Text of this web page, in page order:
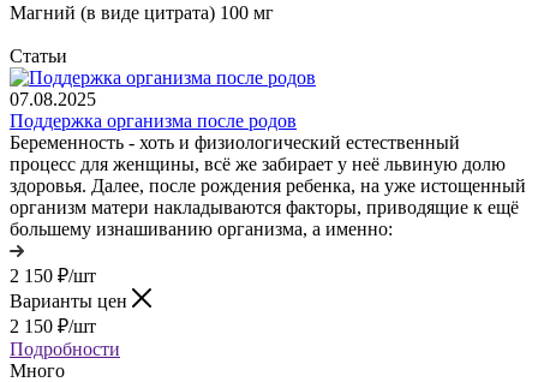
Магний (в виде цитрата) 100 мг
Статьи
07.08.2025
Поддержка организма после родов
Беременность - хоть и физиологический естественный
процесс для женщины, всё же забирает у неё львиную долю
здоровья. Далее, после рождения ребенка, на уже истощенный
организм матери накладываются факторы, приводящие к ещё
большему изнашиванию организма, а именно:
2 150 ₽/шт
Варианты цен
2 150 ₽/шт
Подробности
Много